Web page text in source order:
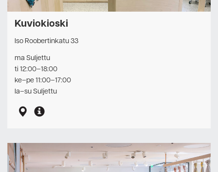
Kuviokioski
Iso Roobertinkatu 33
ma Suljettu
ti 12:00–18:00
ke–pe 11:00–17:00
la–su Suljettu